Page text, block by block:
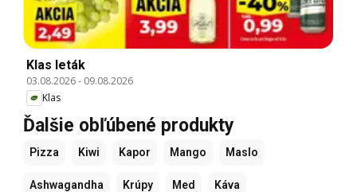
Klas leták
03.08.2026- 09.08.2026
Klas
Ďalšie obľúbené produkty
Pizza Kiwi Kapor Mango Maslo
Ashwagandha Krúpy Med Káva